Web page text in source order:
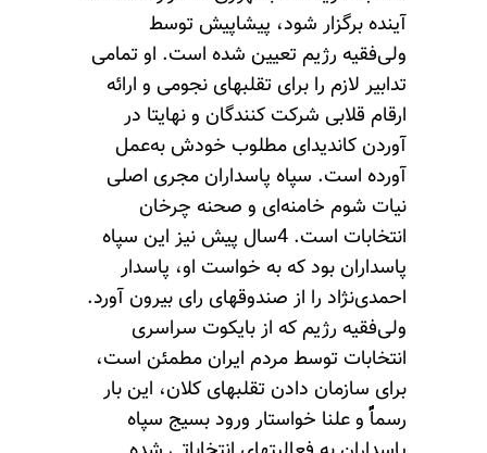
آینده برگزار شود، پیشاپیش توسط
ولی‌فقیه رژیم تعیین شده است. او تمامی
تدابیر لازم را برای تقلبهای نجومی و ارائه
ارقام قلابی شرکت کنندگان و نهایتا در
آوردن کاندیدای مطلوب خودش به‌عمل
آورده است. سپاه پاسداران مجری اصلی
نیات شوم خامنه‌ای و صحنه چرخان
انتخابات است. 4سال پیش نیز این سپاه
پاسداران بود که به خواست او، پاسدار
احمدی‌نژاد را از صندوقهای رای بیرون آورد.
ولی‌فقیه رژیم که از بایکوت سراسری
انتخابات توسط مردم ایران مطمئن است،
برای سازمان دادن تقلبهای کلان، این بار
رسماًًًًًًًً و علنا خواستار ورود بسیج سپاه